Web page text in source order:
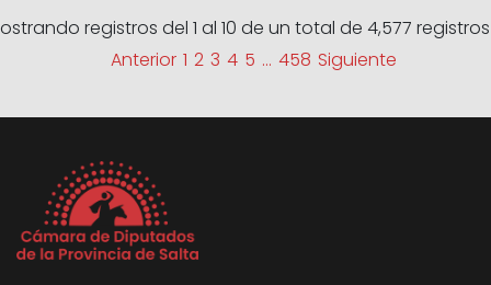
registros del 1 al 10 de un total de 4,577 registros
Anterior 1 2 3 4 5 … 458 Siguiente